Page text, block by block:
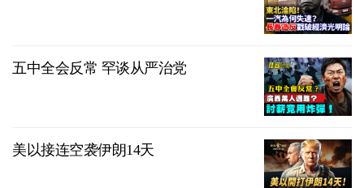
五中全会反常 罕谈从严治党
美以接连空袭伊朗14天